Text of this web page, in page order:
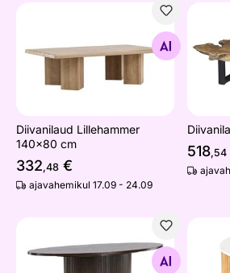
Diivanilaud Lillehammer 140x80 cm
Otsi sarnaseid
Diivanilaud Lillehammer
140x80 cm
332,48 €
ajavahemikul 17.09 - 24.09
518,54
Diivanilaud Bianca
Otsi sarnaseid